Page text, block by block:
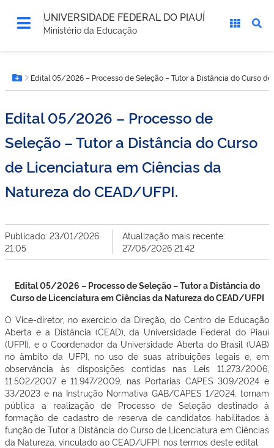
UNIVERSIDADE FEDERAL DO PIAUÍ
Ministério da Educação
está
aqui:Botão Menu
Edital 05/2026 – Processo de Seleção – Tutor a Distância do Curso
Edital 05/2026 – Processo de
Seleção – Tutor a Distância do Curso
de Licenciatura em Ciências da
Natureza do CEAD/UFPI.
Publicado: 23/01/2026
21:05
Atualização mais recente:
27/05/2026 21:42
Edital 05/2026 – Processo de Seleção – Tutor a Distância do
Curso de Licenciatura em Ciências da Natureza do CEAD/UFPI
O Vice-diretor, no exercício da Direção, do Centro de Educação
Aberta e a Distância (CEAD), da Universidade Federal do Piauí
(UFPI), e o Coordenador da Universidade Aberta do Brasil (UAB)
no âmbito da UFPI, no uso de suas atribuições legais e, em
observância às disposições contidas nas Leis 11.273/2006,
11.502/2007 e 11.947/2009, nas Portarias CAPES 309/2024 e
33/2023 e na Instrução Normativa GAB/CAPES 1/2024, tornam
pública a realização de Processo de Seleção destinado à
formação de cadastro de reserva de candidatos habilitados à
função de Tutor a Distância do Curso de Licenciatura em Ciências
da Natureza, vinculado ao CEAD/UFPI, nos termos deste edital.